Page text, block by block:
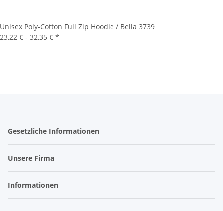
Unisex Poly-Cotton Full Zip Hoodie / Bella 3739
23,22 € - 32,35 € *
Gesetzliche Informationen
Unsere Firma
Informationen